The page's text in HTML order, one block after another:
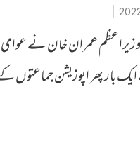
عمران خان نے
بار پھر اپوزیشن جماعتوں